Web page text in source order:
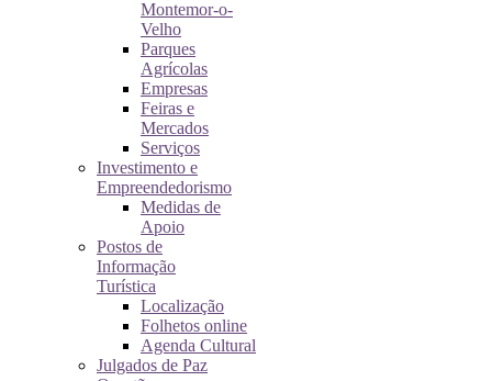
Montemor-o-
Velho
Parques
Agrícolas
Empresas
Feiras e
Mercados
Serviços
Investimento e
Empreendedorismo
Medidas de
Apoio
Postos de
Informação
Turística
Localização
Folhetos online
Agenda Cultural
Julgados de Paz